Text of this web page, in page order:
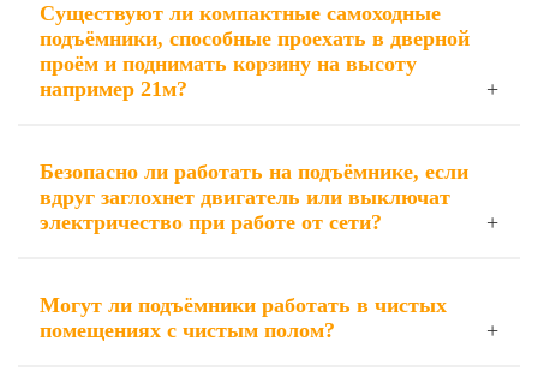
Существуют ли компактные самоходные
подъёмники, способные проехать в дверной
проём и поднимать корзину на высоту
например 21м?
Безопасно ли работать на подъёмнике, если
вдруг заглохнет двигатель или выключат
электричество при работе от сети?
Могут ли подъёмники работать в чистых
помещениях с чистым полом?